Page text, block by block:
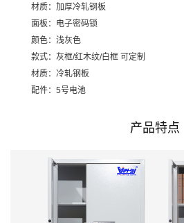
材质：加厚冷轧钢板
面板：电子密码锁
颜色：浅灰色
款式：灰框/红木纹/白框 可定制
材质：冷轧钢板
配件：5号电池
产品特点